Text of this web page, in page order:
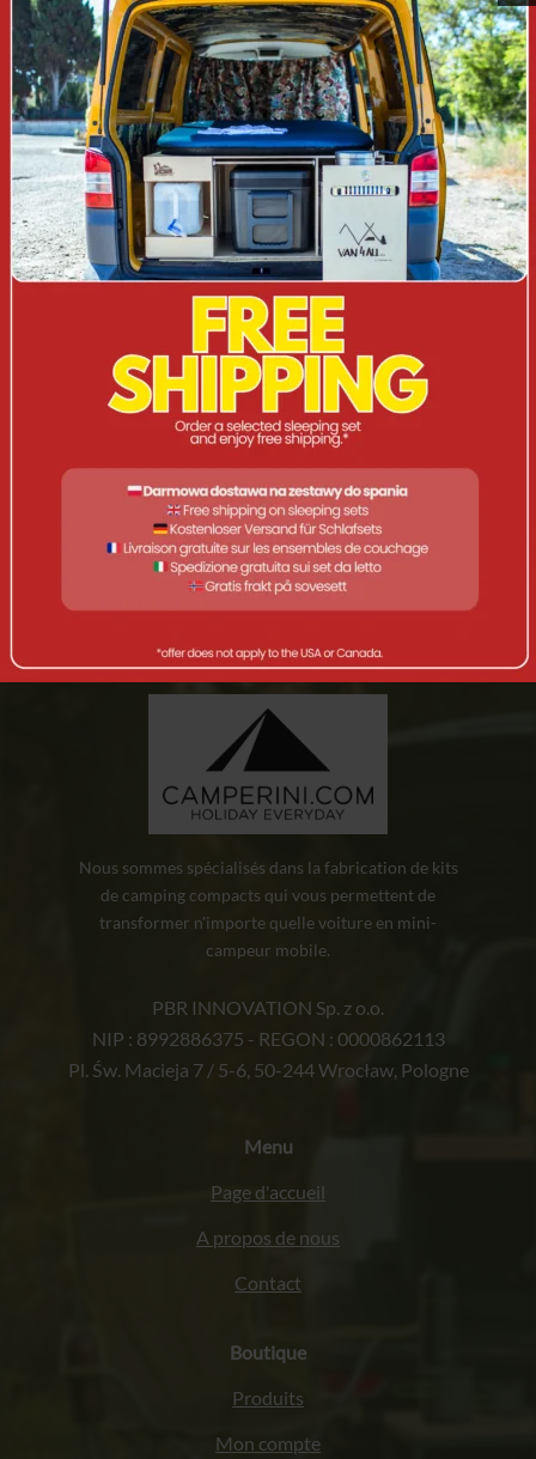
PRENDRE CONTACT
Nous sommes spécialisés dans la fabrication de kits
de camping compacts qui vous permettent de
transformer n'importe quelle voiture en mini-
campeur mobile.
PBR INNOVATION Sp. z o.o.
NIP : 8992886375 - REGON : 0000862113
Pl. Św. Macieja 7 / 5-6, 50-244 Wrocław, Pologne
Menu
Page d'accueil
A propos de nous
Contact
Boutique
Produits
Mon compte